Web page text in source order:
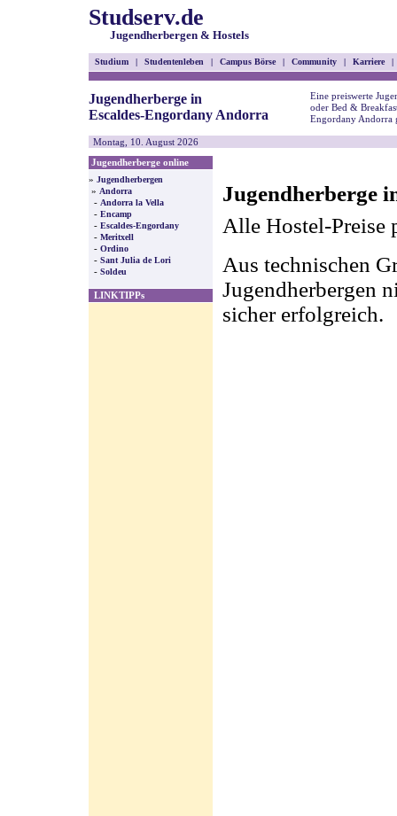
Studserv.de
Jugendherbergen & Hostels
Studium | Studentenleben | Campus Börse | Community | Karriere |
Jugendherberge in
Escaldes-Engordany Andorra
Eine preiswerte
oder Bed &
Engordany Andorra
Montag, 10. August 2026
Jugendherberge online
» Jugendherbergen
» Andorra
- Andorra la Vella
- Encamp
- Escaldes-Engordany
- Meritxell
- Ordino
- Sant Julia de Lori
- Soldeu
LINKTIPPs
Jugendherberge
Alle Hostel-Preise
Aus technischen
Jugendherbergen
sicher erfolgreich.